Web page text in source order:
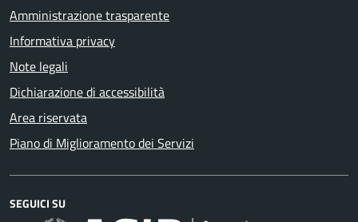
Amministrazione trasparente
Informativa privacy
Note legali
Dichiarazione di accessibilità
Area riservata
Piano di Miglioramento dei Servizi
SEGUICI SU